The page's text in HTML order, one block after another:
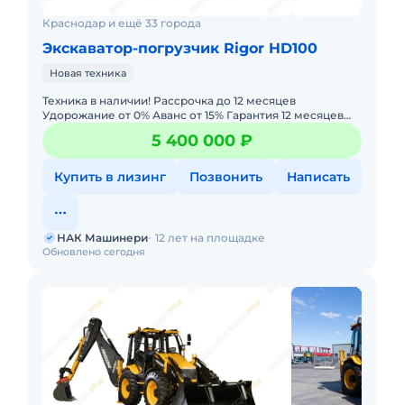
Краснодар и ещё 33 города
Экскаватор-погрузчик Rigor HD100
Новая техника
Техника в наличии! Рассрочка до 12 месяцев
Удорожание от 0% Аванс от 15% Гарантия 12 месяцев
или 2000 моточасов. Лизинг с авансом 0% —
минимальный пакет д5 400 000 ₽
Купить в лизинг Позвонить Написать
Обновлено сегодня
НАК Машинери 12 лет на площадке